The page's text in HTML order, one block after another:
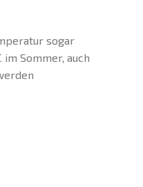
sogar
Sommer, auch